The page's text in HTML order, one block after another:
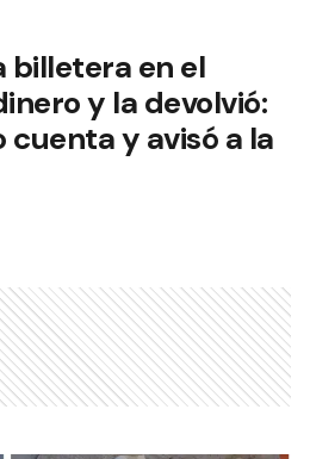
billetera en el
y la devolvió:
cuenta y avisó a la